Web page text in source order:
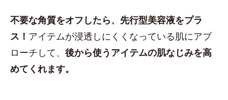
不要な角質をオフしたら、先行型美容液をプラ
ス！ アイテムが浸透しにくくなっている肌にアプ
ローチして、 後から使うアイテムの肌なじみを高
めてくれます。